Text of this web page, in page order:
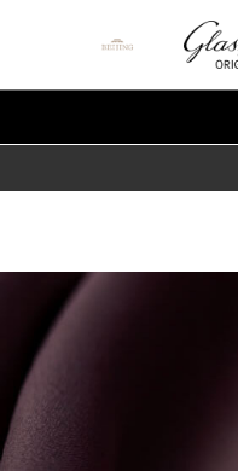
: extract()
: array_map():